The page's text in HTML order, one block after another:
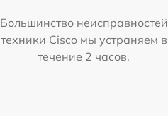
Большинство неисправностей
техники Cisco мы устраняем в
течение 2 часов.